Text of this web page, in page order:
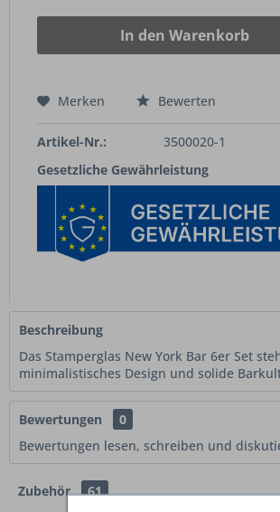
In den Warenkorb
Merken Bewerten
Artikel-Nr.:
3500020-1
Gesetzliche Gewährleistung
Beschreibung
Das Stamperglas New York Bar 6er Set
minimalistisches Design und solide
Bewertungen
0
Bewertungen lesen, schreiben und
Zubehör 61